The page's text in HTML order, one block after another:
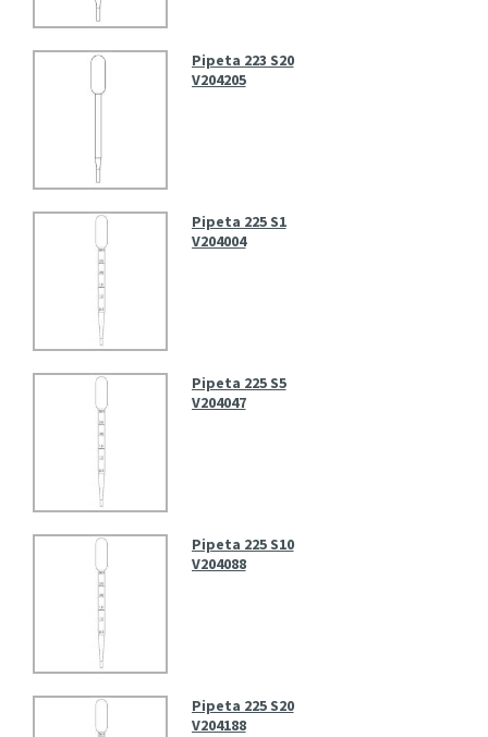
Pipeta 223 S20
V204205
Pipeta 225 S1
V204004
Pipeta 225 S5
V204047
Pipeta 225 S10
V204088
Pipeta 225 S20
V204188